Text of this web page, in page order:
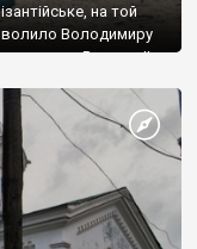
на той
Володимиру
Василю ІІ,
На честь
[…]